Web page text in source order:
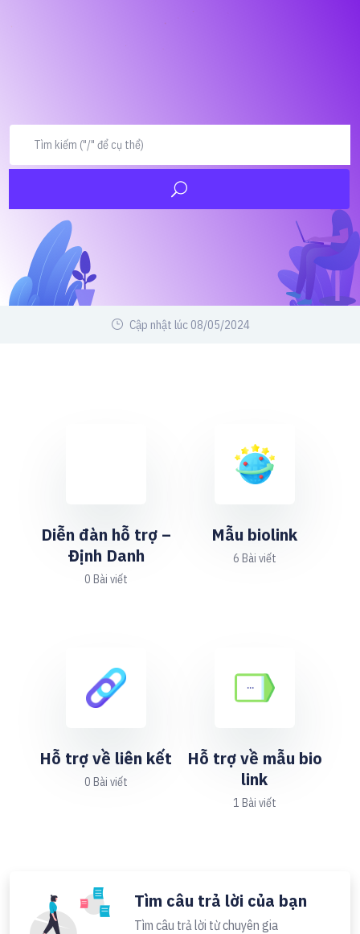
Cập nhật lúc 08/05/2024
Diễn đàn hỗ trợ –
Định Danh
0 Bài viết
Mẫu biolink
6 Bài viết
Hỗ trợ về liên kết
0 Bài viết
Hỗ trợ về mẫu bio
link
1 Bài viết
Tìm câu trả lời của bạn
Tìm câu trả lời từ chuyên gia